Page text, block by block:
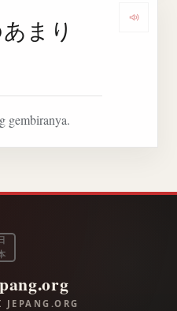
まり
gembiranya.